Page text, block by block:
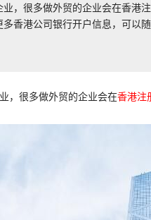
，很多做外贸的企业会在香港
香港公司银行开户信息，可以
，很多做外贸的企业会在香港注